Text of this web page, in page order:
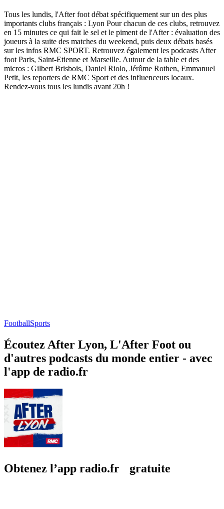
Tous les lundis, l'After foot débat spécifiquement sur un des plus
importants clubs français : Lyon Pour chacun de ces clubs, retrouvez
en 15 minutes ce qui fait le sel et le piment de l'After : évaluation des
joueurs à la suite des matches du weekend, puis deux débats basés
sur les infos RMC SPORT. Retrouvez également les podcasts After
foot Paris, Saint-Etienne et Marseille. Autour de la table et des
micros : Gilbert Brisbois, Daniel Riolo, Jérôme Rothen, Emmanuel
Petit, les reporters de RMC Sport et des influenceurs locaux.
Rendez-vous tous les lundis avant 20h !
FootballSports
Écoutez After Lyon, L'After Foot ou
d'autres podcasts du monde entier - avec
l'app de radio.fr
Obtenez l’app radio.fr gratuite